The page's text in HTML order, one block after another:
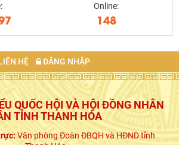
Online:
148
HỆ ĐĂNG NHẬP
QUỐC HỘI VÀ HỘI ĐỒNG NHÂN
TỈNH THANH HÓA
Văn phòng Đoàn ĐBQH và HĐND tỉnh